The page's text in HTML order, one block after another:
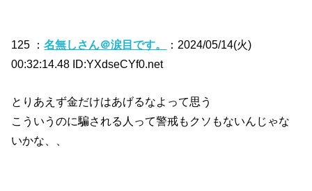
125 ：名無しさん＠涙目です。
：2024/05/14(火)
00:32:14.48 ID:YXdseCYf0.net
とりあえず金だけはあげるなよって思う
こういうのに騙される人って警戒もクソもないんじゃな
いかな、、